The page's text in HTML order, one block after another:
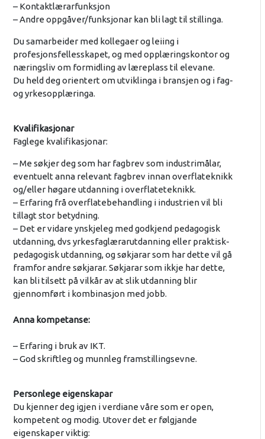
– Kontaktlærarfunksjon
– Andre oppgåver/funksjonar kan bli lagt til stillinga.
Du samarbeider med kollegaer og leiing i
profesjonsfellesskapet, og med opplæringskontor og
næringsliv om formidling av læreplass til elevane.
Du held deg orientert om utviklinga i bransjen og i fag-
og yrkesopplæringa.
Kvalifikasjonar
Faglege kvalifikasjonar:
– Me søkjer deg som har fagbrev som industrimålar,
eventuelt anna relevant fagbrev innan overflateknikk
og/eller høgare utdanning i overflateteknikk.
– Erfaring frå overflatebehandling i industrien vil bli
tillagt stor betydning.
– Det er vidare ynskjeleg med godkjend pedagogisk
utdanning, dvs yrkesfaglærarutdanning eller praktisk-
pedagogisk utdanning, og søkjarar som har dette vil gå
framfor andre søkjarar. Søkjarar som ikkje har dette,
kan bli tilsett på vilkår av at slik utdanning blir
gjennomført i kombinasjon med jobb.
Anna kompetanse:
– Erfaring i bruk av IKT.
– God skriftleg og munnleg framstillingsevne.
Personlege eigenskapar
Du kjenner deg igjen i verdiane våre som er open,
kompetent og modig. Utover det er følgjande
eigenskaper viktig: